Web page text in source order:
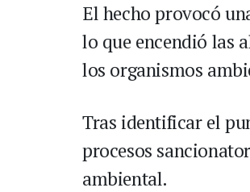
El hecho provocó
lo que encendió las
los organismos
Tras identificar el
procesos
ambiental.